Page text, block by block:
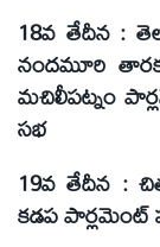
18వ తేదీన :
నందమూరి
మచిలీపట్నం
సభ
19వ తేదీన :
కడప